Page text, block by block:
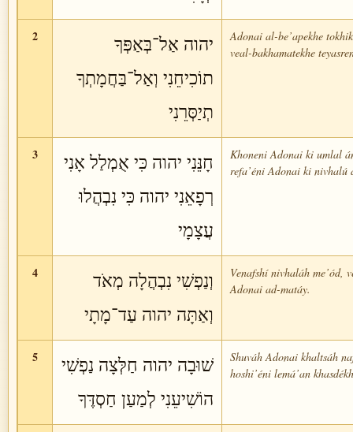
2
יהוה אַל־בְּאַפְּךָ
תוֹכִיחֵנִי וְאַל־בַּחֲמָתְךָ
תְיַסְּרֵנִי
Adonai al-be’apekhe
veal-bakhamatekhe
3
חָנֵּנִי יהוה כִּי אֻמְלַל אָנִי
רְפָאֵנִי יהוה כִּי נִבְהֲלוּ
עֲצָמָי
Khoneni Adonai ki umlal
refa’éni Adonai ki nivhalú
4
וְנַפְשִׁי נִבְהֲלָה מְאֹד
וְאַתָּה יהוה עַד־מָתָי
Venafshí nivhaláh me’ód,
Adonai ad-matáy.
5
שׁוּבָה יהוה חַלְּצָה נַפְשִׁי
הוֹשִׁיעֵנִי לְמַעַן חַסְדֶּךָ
Shuváh Adonai khaltsáh
hoshi’éni lemá’an